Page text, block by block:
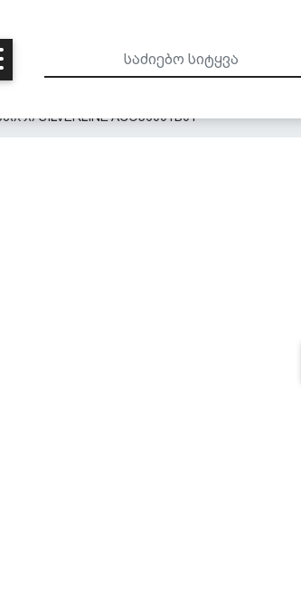
SILVERLINE ACO56001B01